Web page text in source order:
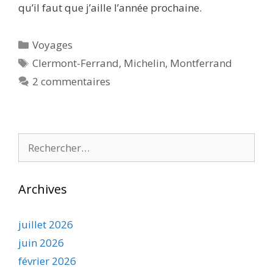
qu’il faut que j’aille l’année prochaine.
Catégories
Voyages
Étiquettes
Clermont-Ferrand, Michelin, Montferrand
2 commentaires
Archives
juillet 2026
juin 2026
février 2026